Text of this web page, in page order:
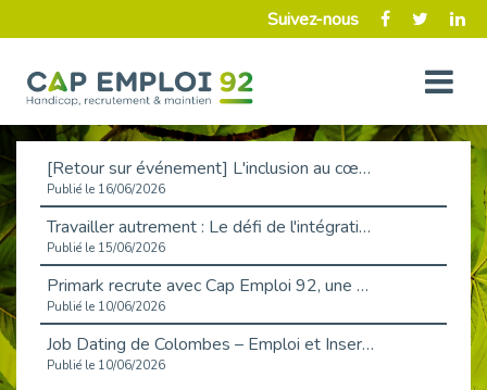
Suivez-nous
[Retour sur événement] L'inclusion au cœur de la Place de l'Emploi à La Défense !
Publié le 16/06/2026
Travailler autrement : Le défi de l'intégration des maladies chroniques en entreprise
Publié le 15/06/2026
Primark recrute avec Cap Emploi 92, une matinée couronnée de succès !
Publié le 10/06/2026
Job Dating de Colombes – Emploi et Insertion
Publié le 10/06/2026